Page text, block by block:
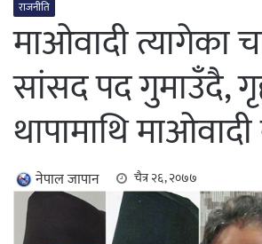
राजनीति
माओवादी त्यागेका
सांसद पद गुमाउँदै,
थापामाथि
नेपाल जापान चैत्र २६, २०७७